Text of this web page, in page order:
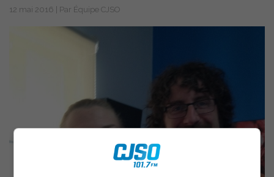
12 mai 2016 | Par Équipe CJSO